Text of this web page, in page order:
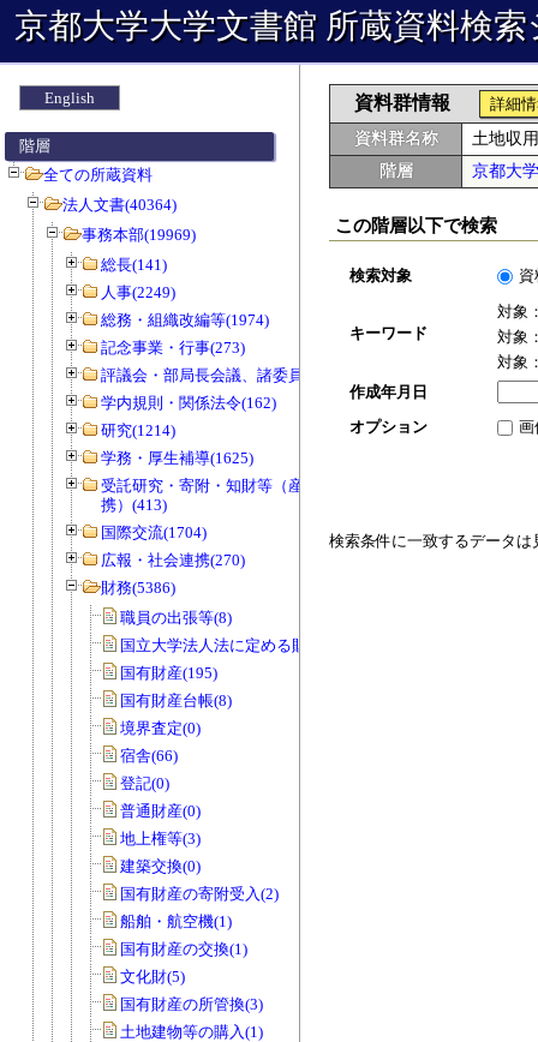
京都大学大学文書館 所蔵資料検
English
階層
全ての所蔵資料
法人文書(40364)
事務本部(19969)
総長(141)
人事(2249)
総務・組織改編等(1974)
記念事業・行事(273)
評議会・部局長会議、諸委員会等(1466)
学内規則・関係法令(162)
研究(1214)
学務・厚生補導(1625)
受託研究・寄附・知財等（産官学連
携）(413)
国際交流(1704)
広報・社会連携(270)
財務(5386)
職員の出張等(8)
国立大学法人法に定める財務諸表等(3)
国有財産(195)
国有財産台帳(8)
境界査定(0)
宿舎(66)
登記(0)
普通財産(0)
地上権等(3)
建築交換(0)
国有財産の寄附受入(2)
船舶・航空機(1)
国有財産の交換(1)
文化財(5)
国有財産の所管換(3)
土地建物等の購入(1)
資料群情報
詳細
資料群名称
土地収用
階層
京都大
この階層以下で検索
検索対象 資
キーワード
対象
対象
対象
作成年月日
オプション
画
検索条件に一致するデータ